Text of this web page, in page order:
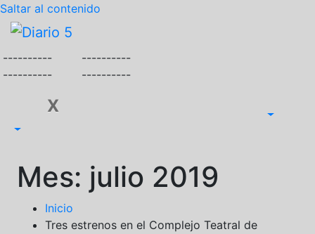
Saltar al contenido
----------
----------
----------
----------
X
Mes: julio 2019
Inicio
Tres estrenos en el Complejo Teatral de